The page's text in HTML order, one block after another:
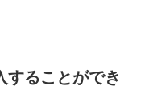
することができ